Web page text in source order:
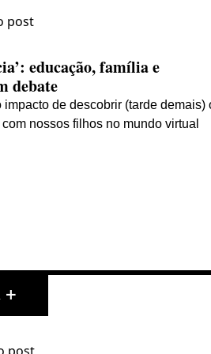
educação, família e
debate
impacto de descobrir (tarde demais)
nossos filhos no mundo virtual